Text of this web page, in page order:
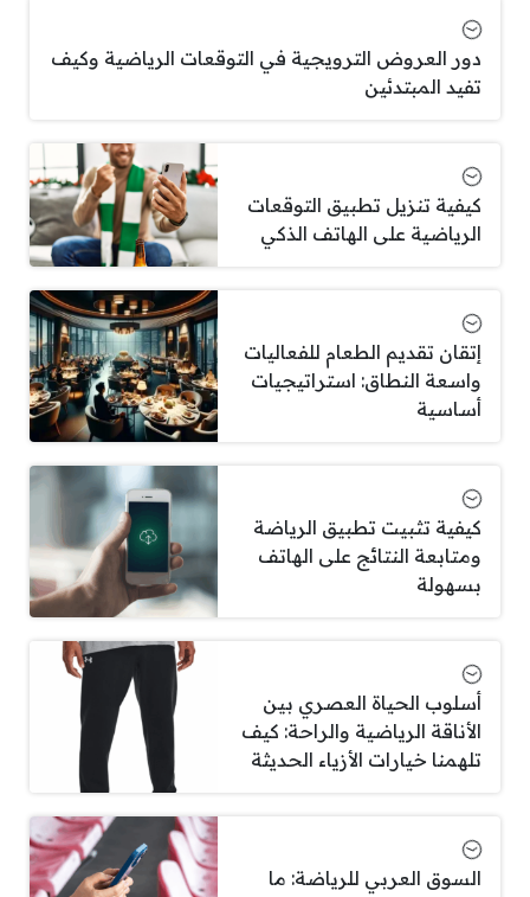
دور العروض الترويجية في التوقعات الرياضية وكيف
تفيد المبتدئين
كيفية تنزيل تطبيق التوقعات
الرياضية على الهاتف الذكي
إتقان تقديم الطعام للفعاليات
واسعة النطاق: استراتيجيات
أساسية
كيفية تثبيت تطبيق الرياضة
ومتابعة النتائج على الهاتف
بسهولة
أسلوب الحياة العصري بين
الأناقة الرياضية والراحة: كيف
تلهمنا خيارات الأزياء الحديثة
السوق العربي للرياضة: ما